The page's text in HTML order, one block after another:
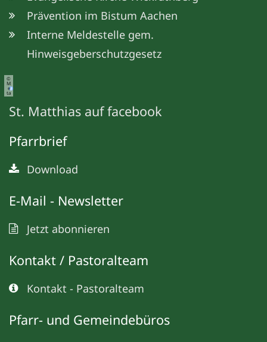
Prävention im Bistum Aachen
Interne Meldestelle gem.
Hinweisgeberschutzgesetz
©
M
e
ta
St. Matthias auf facebook
Pfarrbrief
Download
E-Mail - Newsletter
Jetzt abonnieren
Kontakt / Pastoralteam
Kontakt - Pastoralteam
Pfarr- und Gemeindebüros